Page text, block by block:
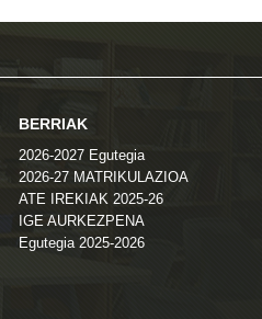
BERRIAK
2026-2027 Egutegia
2026-27 MATRIKULAZIOA
ATE IREKIAK 2025-26
IGE AURKEZPENA
Egutegia 2025-2026